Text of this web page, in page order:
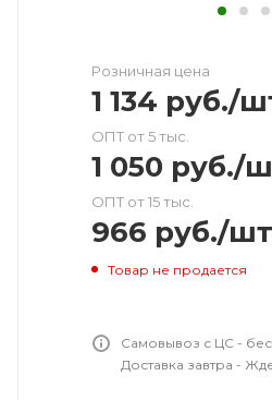
Розничная цена
1 134 руб./
ОПТ от 5 тыс.
1 050 руб./
ОПТ от 15 тыс.
966 руб./шт
Товар не продается
Самовывоз с ЦС -
Доставка завтра -